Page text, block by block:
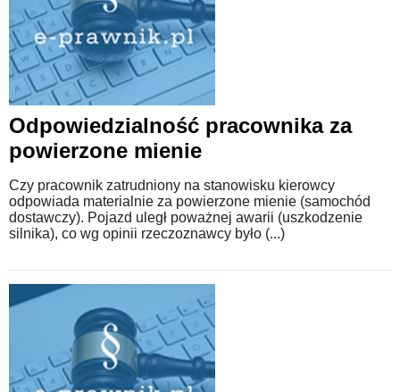
Odpowiedzialność pracownika za
powierzone mienie
Czy pracownik zatrudniony na stanowisku kierowcy
odpowiada materialnie za powierzone mienie (samochód
dostawczy). Pojazd uległ poważnej awarii (uszkodzenie
silnika), co wg opinii rzeczoznawcy było (...)